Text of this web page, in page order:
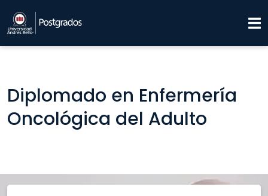
Diplomado en Enfermería
Oncológica del Adulto